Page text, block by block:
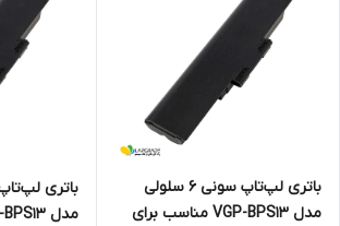
باتری لپ‌تاپ سونی 6 سلولی
مدل VGP-BPS13 مناسب برای